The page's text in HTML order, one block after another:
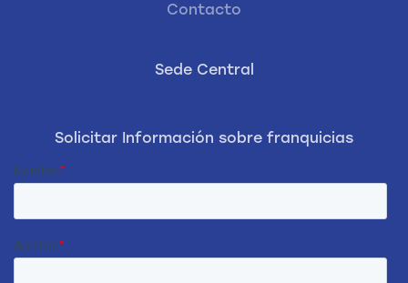
Contacto
Sede Central
Solicitar Información sobre franquicias